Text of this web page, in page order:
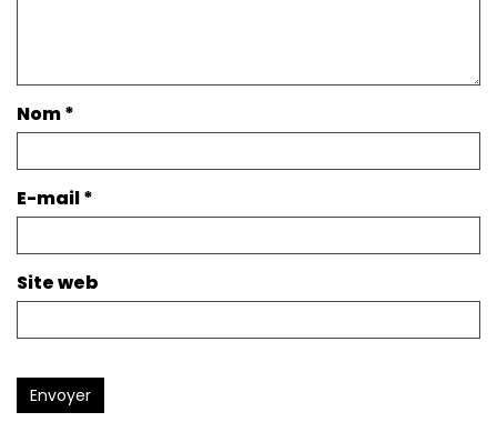
Nom*
E-mail*
Site web
Envoyer